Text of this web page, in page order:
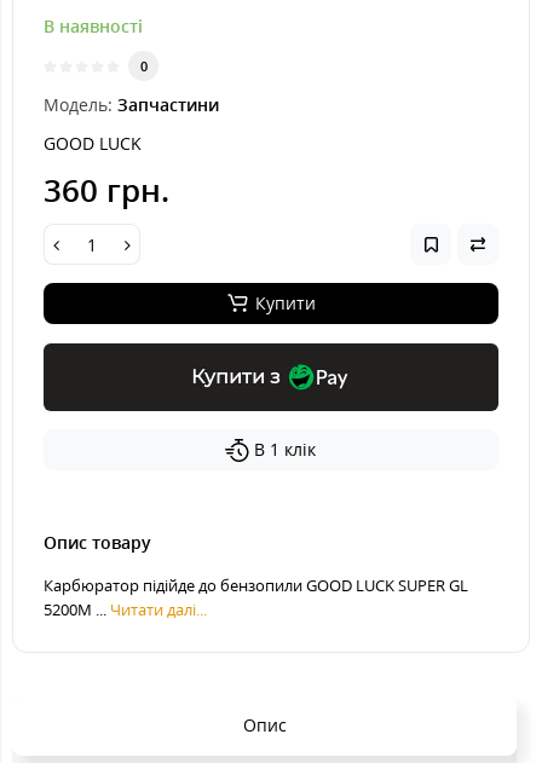
В наявності
0
Модель: Запчастини
GOOD LUCK
360 грн.
Купити
Купити з
В 1 клік
Опис товару
Карбюратор підійде до бензопили GOOD LUCK SUPER GL
5200M ... Читати далі...
Опис